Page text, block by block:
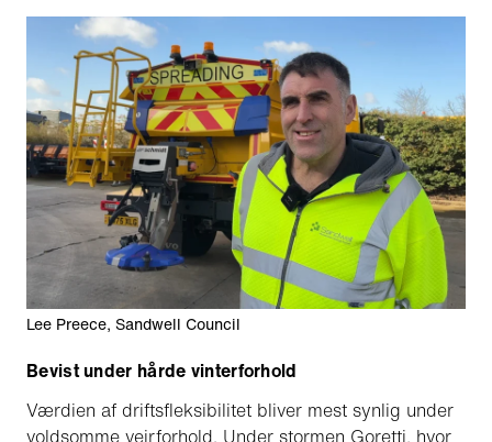
Lee Preece, Sandwell Council
Bevist under hårde vinterforhold
Værdien af driftsfleksibilitet bliver mest synlig under
voldsomme vejrforhold. Under stormen Goretti, hvor